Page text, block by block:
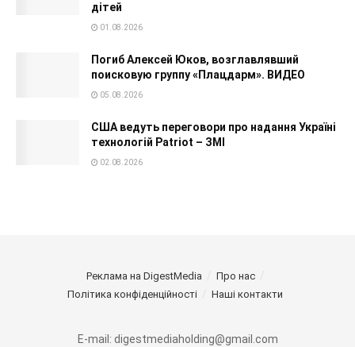
дітей
01.08.2026
Погиб Алексей Юков, возглавлявший
поисковую группу «Плацдарм». ВИДЕО
05.08.2026
США ведуть переговори про надання Україні
технологій Patriot – ЗМІ
02.08.2026
Реклама на DigestMedia
Про нас
Політика конфіденційності
Наші контакти
E-mail: digestmediaholding@gmail.com